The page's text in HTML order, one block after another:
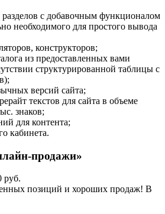
с добавочным функционалом
необходимого для простого вывода
конструкторов;
из предоставленных вами
структурированной таблицы с
версий сайта;
текстов для сайта в объеме
знаков;
для контента;
кабинета.
продажи»
руб.
позиций и хороших продаж! В